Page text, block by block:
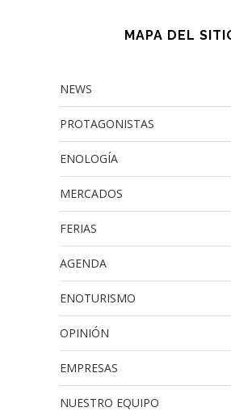
MAPA DEL
NEWS
PROTAGONISTAS
ENOLOGÍA
MERCADOS
FERIAS
AGENDA
ENOTURISMO
OPINIÓN
EMPRESAS
NUESTRO EQUIPO